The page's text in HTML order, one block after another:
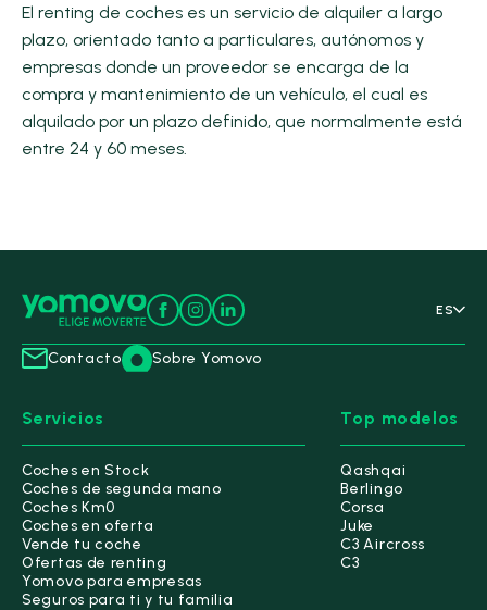
El renting de coches es un servicio de alquiler a largo
plazo, orientado tanto a particulares, autónomos y
empresas donde un proveedor se encarga de la
compra y mantenimiento de un vehículo, el cual es
alquilado por un plazo definido, que normalmente está
entre 24 y 60 meses.
ES
Contacto Sobre Yomovo
Servicios
Coches en Stock
Coches de segunda mano
Coches Km0
Coches en oferta
Vende tu coche
Ofertas de renting
Yomovo para empresas
Seguros para ti y tu familia
Top modelos
Qashqai
Berlingo
Corsa
Juke
C3 Aircross
C3